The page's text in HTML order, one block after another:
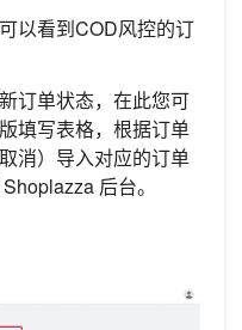
以看到COD风控的订
订单状态，在此您可
填写表格，根据订单
消）导入对应的订单
后台。